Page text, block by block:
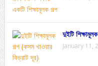
দুইটি
January 11,